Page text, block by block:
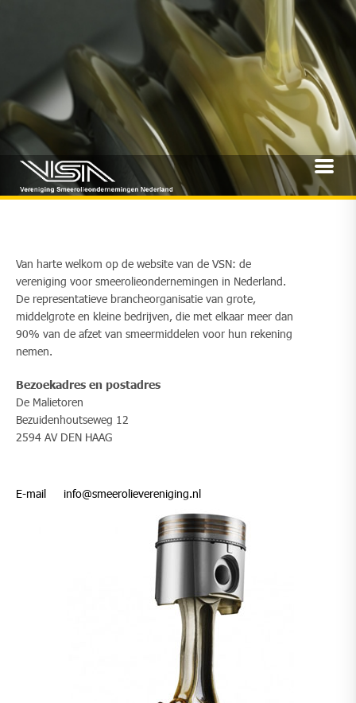
Van harte welkom op de website van de VSN: de
vereniging voor smeerolieondernemingen in Nederland.
De representatieve brancheorganisatie van grote,
middelgrote en kleine bedrijven, die met elkaar meer dan
90% van de afzet van smeermiddelen voor hun rekening
nemen.​
Bezoekadres en postadres
De Malietoren
Bezuidenhoutseweg 12
2594 AV DEN HAAG
​​E-mail info@smeerolievereniging.nl​​​​​​​